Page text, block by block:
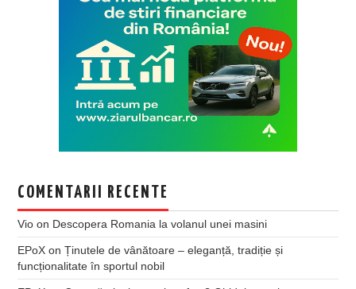
COMENTARII RECENTE
Vio on Descopera Romania la volanul unei masini
EPoX onȚinutele de vânătoare – eleganță, tradiție și
funcționalitate în sportul nobil